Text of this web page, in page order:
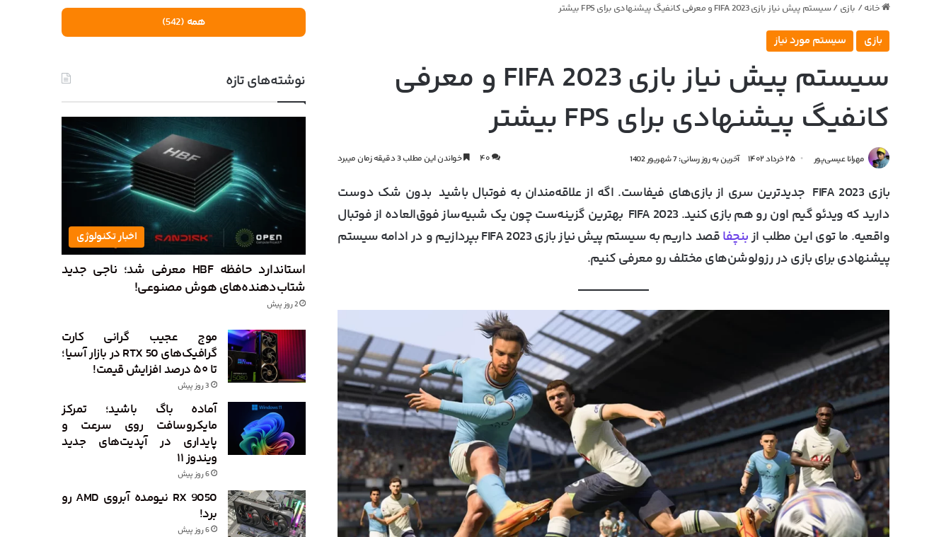
خانه / بازی / سیستم پیش نیاز بازی FIFA 2023 و معرفی کانفیگ پیشنهادی برای FPS بیشتر
بازی سیستم مورد نیاز
سیستم پیش نیاز بازی FIFA 2023 و معرفی
کانفیگ پیشنهادی برای FPS بیشتر
مهرانا عیسی‌پور ۲۵ خرداد ۱۴۰۲ آخرین به روز رسانی: 7 شهریور 1402 ۴۰ خواندن این مطلب 3 دقیقه زمان میبرد
بازی FIFA 2023 جدیدترین سری از بازی‌های فیفاست. اگه از علاقه‌مندان به فوتبال باشید بدون شک دوست
دارید که ویدئو گیم اون رو هم بازی کنید. FIFA 2023 بهترین گزینه‌ست چون یک شبیه‌ساز فوق‌العاده از فوتبال
واقعیه. ما توی این مطلب ازبنچفا
قصد داریم به سیستم پیش نیاز بازی FIFA 2023 بپردازیم و در ادامه سیستم
پیشنهادی برای بازی در رزولوشن‌های مختلف رو معرفی کنیم.
همه (542)
نوشته‌های تازه
اخبار تکنولوژی
استاندارد حافظه HBF معرفی شد؛ ناجی جدید
شتاب‌دهنده‌های هوش مصنوعی!
2 روز پیش
موج عجیب گرانی کارت
گرافیک‌های RTX 50 در بازار آسیا؛
تا ۵۰ درصد افزایش قیمت!
3 روز پیش
آماده باگ باشید؛ تمرکز
مایکروسافت روی سرعت و
پایداری در آپدیت‌های جدید
ویندوز ۱۱
6 روز پیش
RX 9050 نیومده آبروی AMD رو
برد!
6 روز پیش